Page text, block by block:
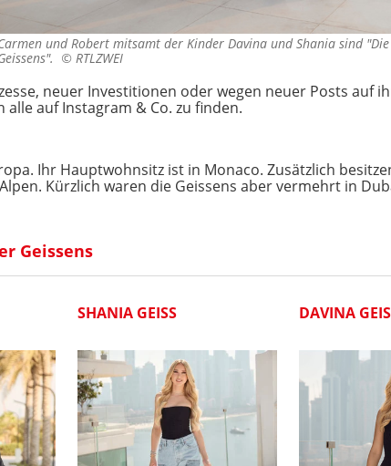
und Robert mitsamt der Kinder Davina und Shania sind "Die
© RTLZWEI
neuer Investitionen oder wegen neuer Posts auf
auf Instagram & Co. zu finden.
Ihr Hauptwohnsitz ist in Monaco. Zusätzlich
Kürzlich waren die Geissens aber vermehrt in
Geissens
SHANIA GEISS DAVINA